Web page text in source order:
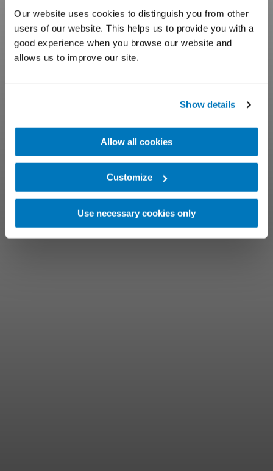
Our website uses cookies to distinguish you from other
users of our website. This helps us to provide you with a
good experience when you browse our website and
allows us to improve our site.
Show details
Allow all cookies
Customize
Use necessary cookies only
Recursos de Össur Academy para i-Limb
y i-Digits ®